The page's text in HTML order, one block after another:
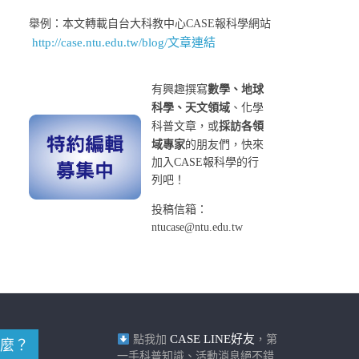
舉例：本文轉載自台大科教中心CASE報科學網站
http://case.ntu.edu.tw/blog/文章連結
有興趣撰寫數學、地球
科學、天文領域 、化學
科普文章，或採訪各領
域專家的朋友們，快來
加入CASE報科學的行
列吧！
投稿信箱：
ntucase@ntu.edu.tw
？ 點我加 CASE LINE好友 ，第
一手科普知識、活動消息絕不錯